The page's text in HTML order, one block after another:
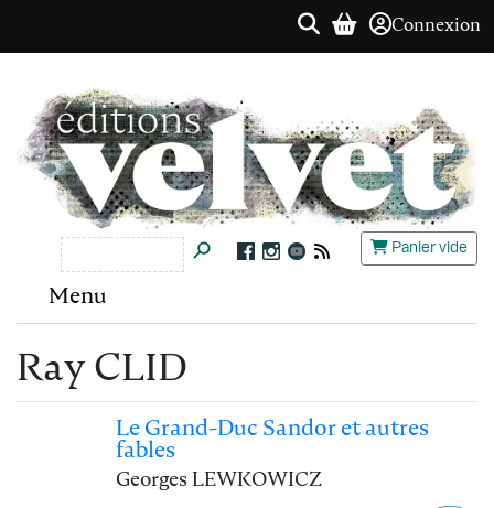
Connexion
Panier vide
Menu
Ray CLID
Le Grand-Duc Sandor et autres
fables
Georges LEWKOWICZ